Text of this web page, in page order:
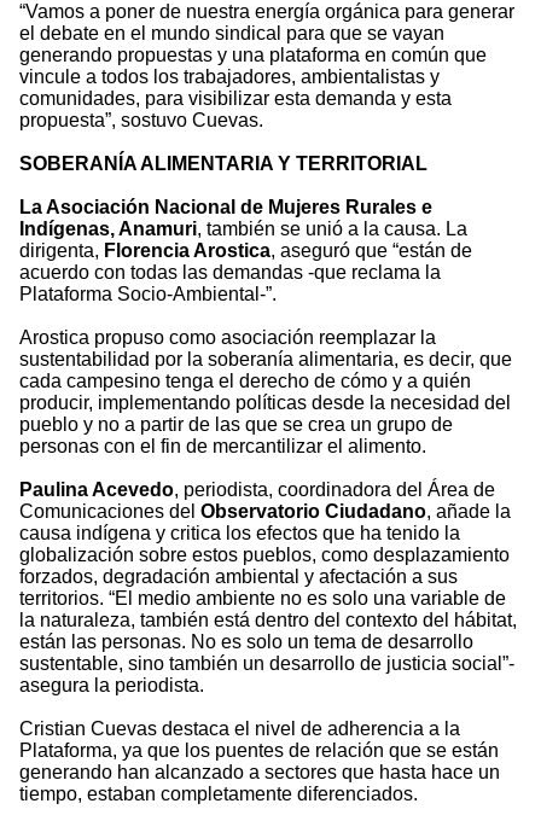
“Vamos a poner de nuestra energía orgánica para generar
el debate en el mundo sindical para que se vayan
generando propuestas y una plataforma en común que
vincule a todos los trabajadores, ambientalistas y
comunidades, para visibilizar esta demanda y esta
propuesta”, sostuvo Cuevas.
SOBERANÍA ALIMENTARIA Y TERRITORIAL
La Asociación Nacional de Mujeres Rurales e
Indígenas, Anamuri, también se unió a la causa. La
dirigenta, Florencia Arostica, aseguró que “están de
acuerdo con todas las demandas -que reclama la
Plataforma Socio-Ambiental-”.
Arostica propuso como asociación reemplazar la
sustentabilidad por la soberanía alimentaria, es decir, que
cada campesino tenga el derecho de cómo y a quién
producir, implementando políticas desde la necesidad del
pueblo y no a partir de las que se crea un grupo de
personas con el fin de mercantilizar el alimento.
Paulina Acevedo, periodista, coordinadora del Área de
Comunicaciones del Observatorio Ciudadano, añade la
causa indígena y critica los efectos que ha tenido la
globalización sobre estos pueblos, como desplazamiento
forzados, degradación ambiental y afectación a sus
territorios. “El medio ambiente no es solo una variable de
la naturaleza, también está dentro del contexto del hábitat,
están las personas. No es solo un tema de desarrollo
sustentable, sino también un desarrollo de justicia social”-
asegura la periodista.
Cristian Cuevas destaca el nivel de adherencia a la
Plataforma, ya que los puentes de relación que se están
generando han alcanzado a sectores que hasta hace un
tiempo, estaban completamente diferenciados.